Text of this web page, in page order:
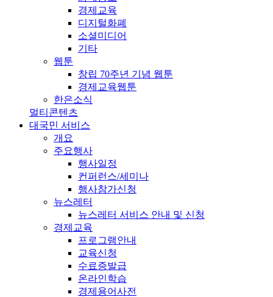
경제교육
디지털화폐
소셜미디어
기타
웹툰
창립 70주년 기념 웹툰
경제교육웹툰
한은소식
멀티콘텐츠
대국민 서비스
개요
주요행사
행사일정
컨퍼런스/세미나
행사참가신청
뉴스레터
뉴스레터 서비스 안내 및 신청
경제교육
프로그램안내
교육신청
수료증발급
온라인학습
경제용어사전